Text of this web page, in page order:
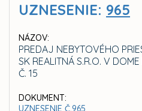
UZNESENIE: 965
NÁZOV:
PREDAJ NEBYTOVÉHO
SK REALITNÁ S.R.O. V
Č. 15
DOKUMENT: